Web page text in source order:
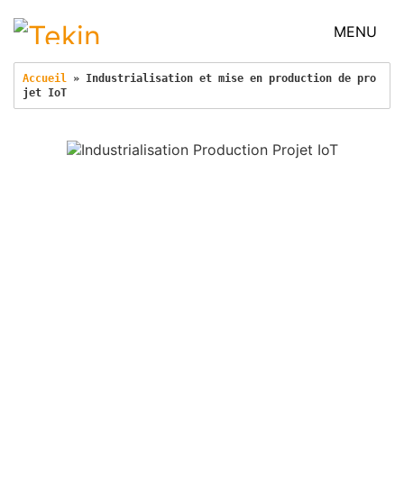
MENU
Accueil » Industrialisation et mise en production de pro
jet IoT